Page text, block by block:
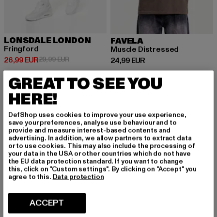
LONSDALE LONDON
Fringford
26,99 EUR
Prix courant: 26,99 EUR
29,99 EURPrix en promotion: 29,99 EUR
FAVELA
Muscle Distressed
24,99 EUR
Prix courant: 24,99 EUR
GREAT TO SEE YOU
HERE!
DefShop uses cookies to improve your use experience,
save your preferences, analyse use behaviour and to
provide and measure interest-based contents and
advertising. In addition, we allow partners to extract data
or to use cookies. This may also include the processing of
your data in the USA or other countries which do not have
the EU data protection standard. If you want to change
this, click on "Custom settings". By clicking on "Accept" you
agree to this. Data protection
ACCEPT